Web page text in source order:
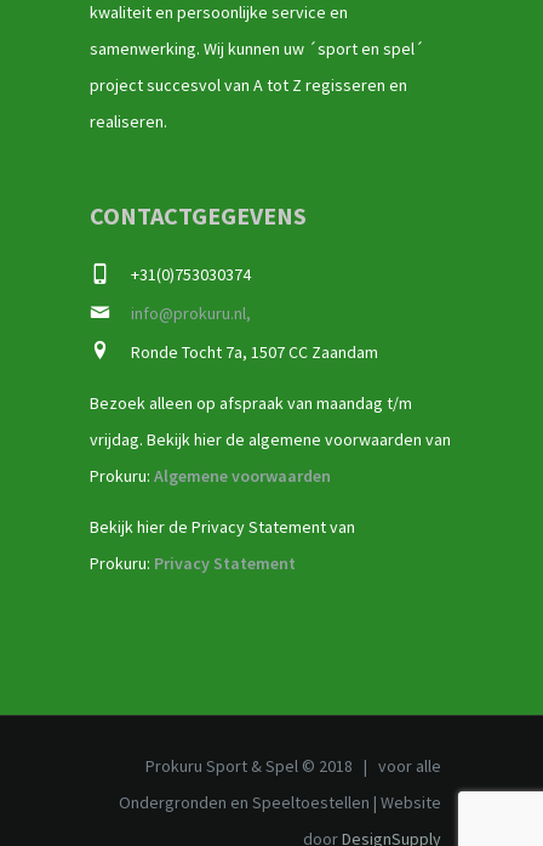
kwaliteit en persoonlijke service en
samenwerking. Wij kunnen uw ´sport en spel´
project succesvol van A tot Z regisseren en
realiseren.
CONTACTGEGEVENS
+31(0)753030374
info@prokuru.nl,
Ronde Tocht 7a, 1507 CC Zaandam
Bezoek alleen op afspraak van maandag t/m
vrijdag. Bekijk hier de algemene voorwaarden van
Prokuru: Algemene voorwaarden
Bekijk hier de Privacy Statement van
Prokuru: Privacy Statement
Prokuru Sport & Spel © 2018 | voor alle
Ondergronden en Speeltoestellen | Website
doorDesignSupply